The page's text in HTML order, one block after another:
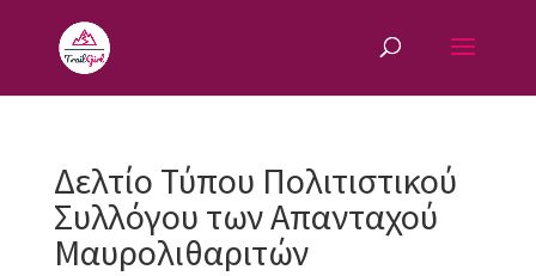
Δελτίο Τύπου Πολιτιστικού
Συλλόγου των Απανταχού
Μαυρολιθαριτών